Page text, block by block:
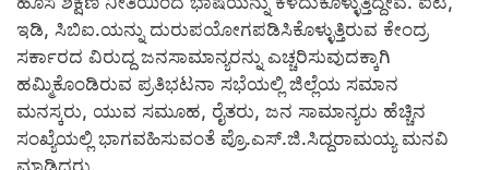
ಇಡಿ, ಸಿಬಿಐ.ಯನ್ನು ದುರುಪಯೋಗಪಡಿಸಿಕೊಳ್ಳುತ್ತಿರುವ ಕೇಂದ್ರ
ಸರ್ಕಾರದ ವಿರುದ್ದ ಜನಸಾಮಾನ್ಯರನ್ನು ಎಚ್ಚರಿಸುವುದಕ್ಕಾಗಿ
ಹಮ್ಮಿಕೊಂಡಿರುವ ಪ್ರತಿಭಟನಾ ಸಭೆಯಲ್ಲಿ ಜಿಲ್ಲೆಯ ಸಮಾನ
ಮನಸ್ಕರು, ಯುವ ಸಮೂಹ, ರೈತರು, ಜನ ಸಾಮಾನ್ಯರು ಹೆಚ್ಚಿನ
ಸಂಖ್ಯೆಯಲ್ಲಿ ಭಾಗವಹಿಸುವಂತೆ ಪ್ರೊ.ಎಸ್.ಜಿ.ಸಿದ್ದರಾಮಯ್ಯ ಮನವಿ
ಮಾಡಿದರು.